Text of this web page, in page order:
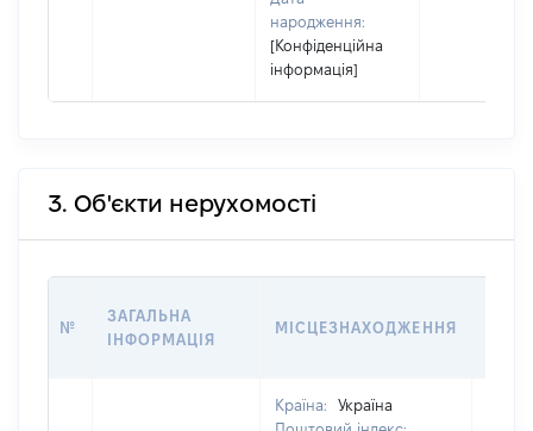
народження:
[Конфіденційна
інформація]
3. Об'єкти нерухомості
№
ЗАГАЛЬНА
ІНФОРМАЦІЯ
МІСЦЕЗНАХОДЖЕННЯ
Країна:
Україна